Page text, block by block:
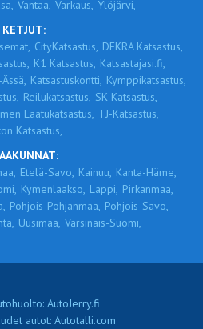
Vantaa, Varkaus, Ylöjärvi,
KETJUT:
CityKatsastus, DEKRA Katsastus,
K1 Katsastus, Katsastajasi.fi,
Katsastuskontti, Kymppikatsastus,
Reilukatsastus, SK Katsastus,
Laatukatsastus, TJ-Katsastus,
Katsastus,
Etelä-Savo, Kainuu, Kanta-Häme,
Kymenlaakso, Lappi, Pirkanmaa,
Pohjois-Pohjanmaa, Pohjois-Savo,
Uusimaa, Varsinais-Suomi,
AutoJerry.fi
autot: Autotalli.com